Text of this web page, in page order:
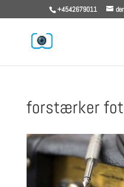
+4542679011
forstærker